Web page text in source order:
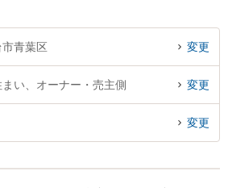
青葉区 変更
い、オーナー・売主側 変更
変更